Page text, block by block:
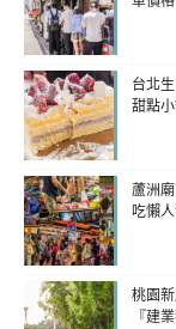
台北
甜點
蘆洲
吃懶
桃園
『建